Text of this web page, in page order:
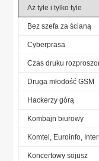
Aż tyle i tylko tyle
Bez szefa za ścianą
Cyberprasa
Czas druku
Druga młodość GSM
Hackerzy górą
Kombajn biurowy
Komtel, Euroinfo,
Koncertowy sojusz